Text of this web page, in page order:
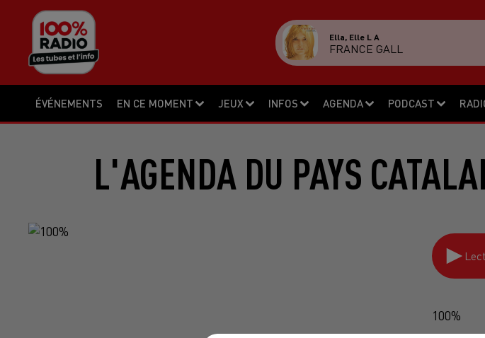
ÉVÉNEMENTS EN CE MOMENT JEUX INFOS AGENDA PODCAST
Ella, Elle L A
FRANCE GALL
L'AGENDA DU PAYS
100%